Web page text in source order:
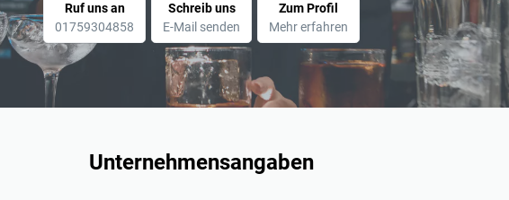
Ruf uns an
01759304858
Schreib uns
E-Mail senden
Zum Profil
Mehr erfahren
Unternehmensangaben